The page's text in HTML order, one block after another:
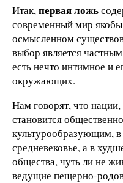
Итак,первая ложь
современный мир
осмысленном
выбор является
есть нечто интимное и
окружающих.
Нам говорят, что
становится
культурообразующим,
средневековье, а в
общества, чуть ли не
ведущие пещерно-